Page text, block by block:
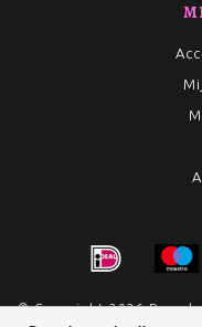
© Copyright 2026